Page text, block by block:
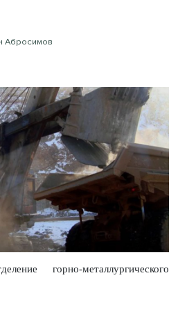
Абросимов
горно-металлургического